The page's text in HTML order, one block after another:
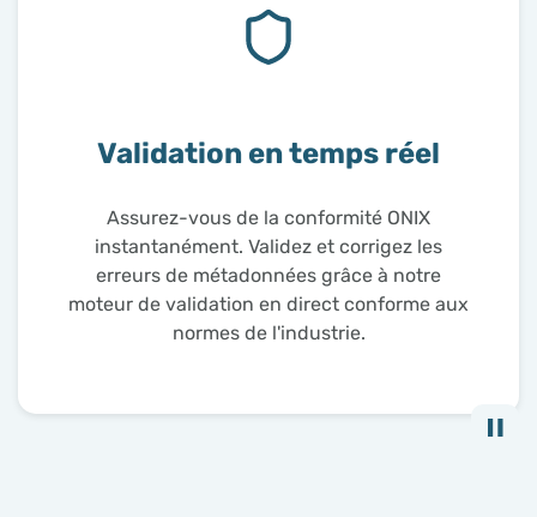
Importation et exportation
Importez et exportez des fichiers ONIX, des
feuilles Excel ou des enregistrements MARC.
Distribuez des métadonnées conformes à
vos partenaires commerciaux en quelques
clics.